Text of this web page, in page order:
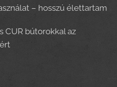
– hosszú élettartam
CUR bútorokkal az